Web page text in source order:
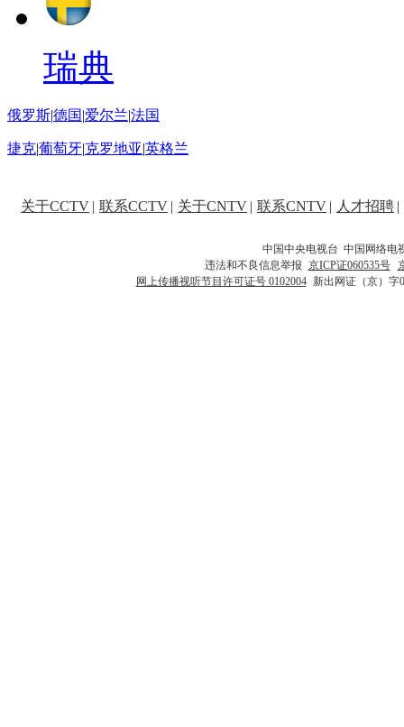
瑞典
俄罗斯|德国|爱尔兰|法国
捷克|葡萄牙|克罗地亚|英格兰
关于CCTV | 联系CCTV | 关于CNTV | 联系CNTV | 人才招聘 |
中国中央电视台 中国网络电
违法和不良信息举报 京ICP证060535号
网上传播视听节目许可证号 0102004 新出网证（京）